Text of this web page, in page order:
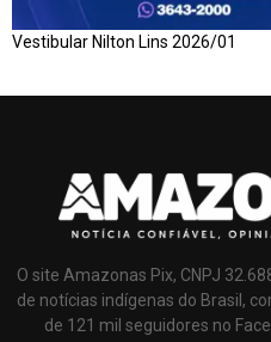
Vestibular Nilton Lins 2026/01
O site Amazonas Pix, CNPJ
de notícias indígenas do Brasil,
de 121 mil seguidores no